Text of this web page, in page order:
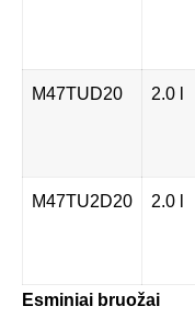
M47TUD20 2.0 l
M47TU2D20 2.0 l
Esminiai bruožai